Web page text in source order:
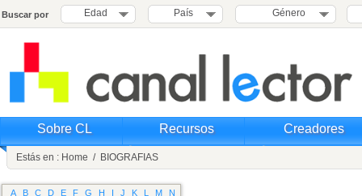
Buscar por Edad País Género
Sobre CL Recursos Creadores
Estás en : Home / BIOGRAFIAS
A B C D E F G H I J K L M
N